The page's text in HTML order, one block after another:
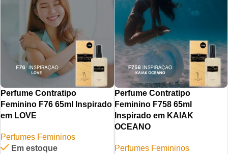
Perfume Contratipo
Feminino F76 65ml Inspirado
em LOVE
Perfumes Femininos
Em estoque
Perfume Contratipo
Feminino F758 65ml
Inspirado em KAIAK
OCEANO
Perfumes Femininos